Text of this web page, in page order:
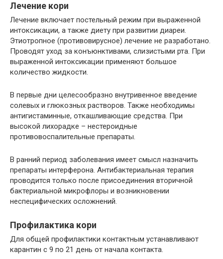
Лечение кори
Лечение включает постельный режим при выраженной
интоксикации, а также диету при развитии диареи.
Этиотропное (противовирусное) лечение не разработано.
Проводят уход за конъюнктивами, слизистыми рта. При
выраженной интоксикации применяют большое
количество жидкости.
В первые дни целесообразно внутривенное введение
солевых и глюкозных растворов. Также необходимы
антигистаминные, откашливающие средства. При
высокой лихорадке – нестероидные
противовоспалительные препараты.
В ранний период заболевания имеет смысл назначить
препараты интерферона. Антибактериальная терапия
проводится только после присоединения вторичной
бактериальной микрофлоры и возникновении
неспецифических осложнений.
Профилактика кори
Для общей профилактики контактным устанавливают
карантин с 9 по 21 день от начала контакта.